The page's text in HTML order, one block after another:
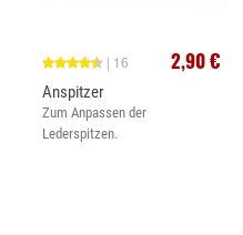
2,90 €
| 16
Anspitzer
Zum Anpassen der
Lederspitzen.